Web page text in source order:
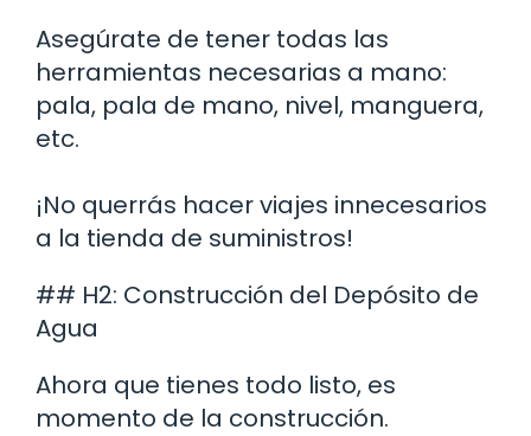
Asegúrate de tener todas las
herramientas necesarias a mano:
pala, pala de mano, nivel, manguera,
etc.
¡No querrás hacer viajes innecesarios
a la tienda de suministros!
## H2: Construcción del Depósito de
Agua
Ahora que tienes todo listo, es
momento de la construcción.